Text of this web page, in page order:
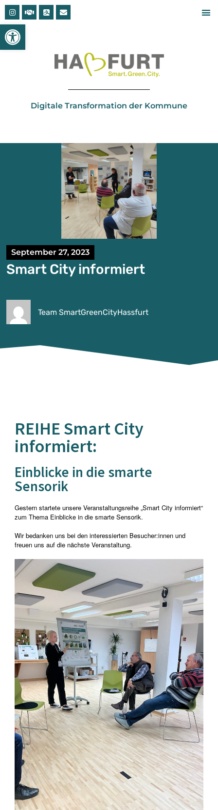
Open toolbar
Digitale Transformation der Kommune
September 27, 2023
Smart City informiert
Team SmartGreenCityHassfurt
REIHE Smart City
informiert:
Einblicke in die smarte
Sensorik
Gestern startete unsere Veranstaltungsreihe „Smart City informiert“
zum Thema Einblicke in die smarte Sensorik.
Wir bedanken uns bei den interessierten Besucher:innen und
freuen uns auf die nächste Veranstaltung.